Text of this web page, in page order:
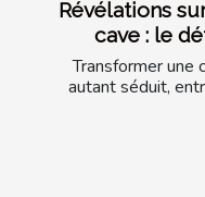
Révélations
cave : le
Transformer une
autant séduit,